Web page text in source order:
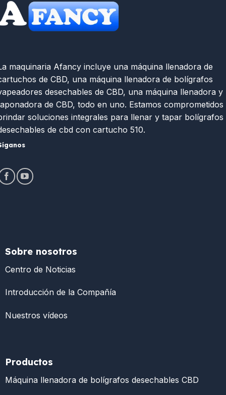
maquinaria Afancy incluye una máquina llenadora de
de CBD, una máquina llenadora de bolígrafos
desechables de CBD, una máquina llenadora y
de CBD, todo en uno. Estamos comprometidos
soluciones integrales para llenar y tapar bolígrafos
de cbd con cartucho 510.
Sobre nosotros
Centro de Noticias
Introducción de la Compañía
Nuestros vídeos
Productos
Máquina llenadora de bolígrafos desechables CBD